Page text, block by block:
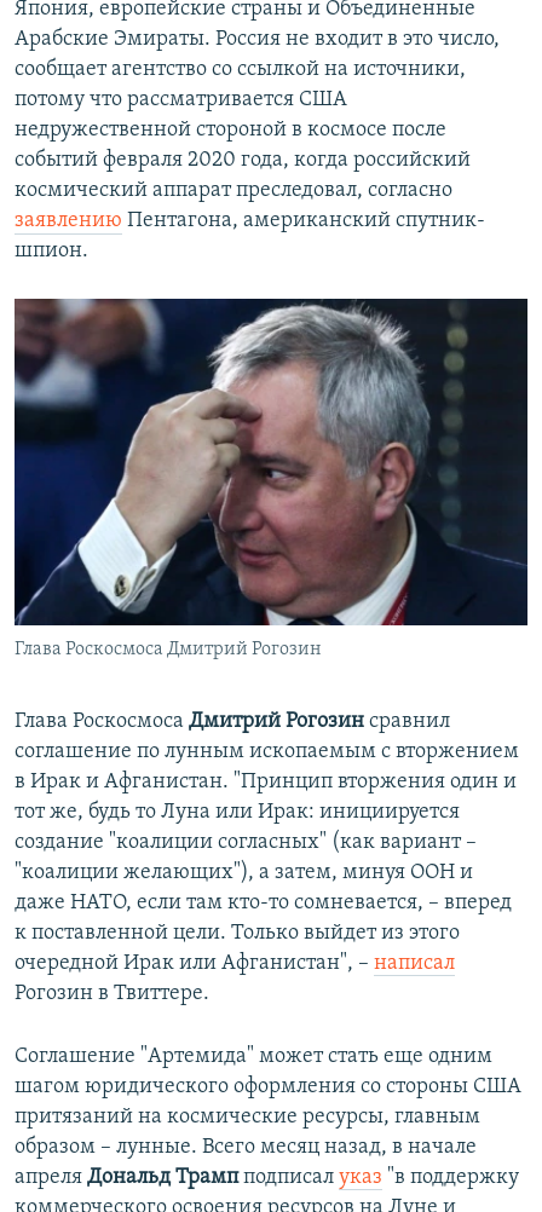
Япония, европейские страны и Объединенные
Арабские Эмираты. Россия не входит в это число,
сообщает агентство со ссылкой на источники,
потому что рассматривается США
недружественной стороной в космосе после
событий февраля 2020 года, когда российский
космический аппарат преследовал, согласно
заявлению Пентагона, американский спутник-
шпион.
Глава Роскосмоса Дмитрий Рогозин
Глава Роскосмоса Дмитрий Рогозин сравнил
соглашение по лунным ископаемым с вторжением
в Ирак и Афганистан. "Принцип вторжения один и
тот же, будь то Луна или Ирак: инициируется
создание "коалиции согласных" (как вариант –
"коалиции желающих"), а затем, минуя ООН и
даже НАТО, если там кто-то сомневается, – вперед
к поставленной цели. Только выйдет из этого
очередной Ирак или Афганистан", – написал
Рогозин в Твиттере.
Соглашение "Артемида" может стать еще одним
шагом юридического оформления со стороны США
притязаний на космические ресурсы, главным
образом – лунные. Всего месяц назад, в начале
апреля Дональд Трампподписал указ "в поддержку
коммерческого освоения ресурсов на Луне и